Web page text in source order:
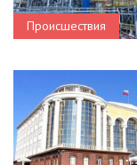
Происшествия